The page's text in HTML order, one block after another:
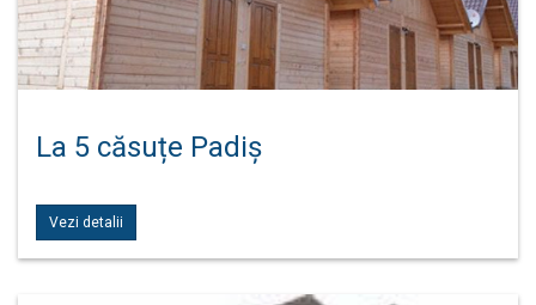
La 5 căsuțe Padiș
Vezi detalii